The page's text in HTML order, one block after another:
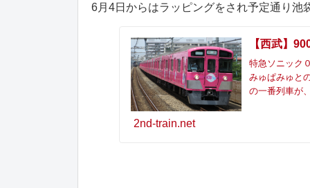
6月4日からはラッピングをされ予定通り池
【西武】
特急ソニック
みゅぱみゅと
の一番列車が
2nd-train.net